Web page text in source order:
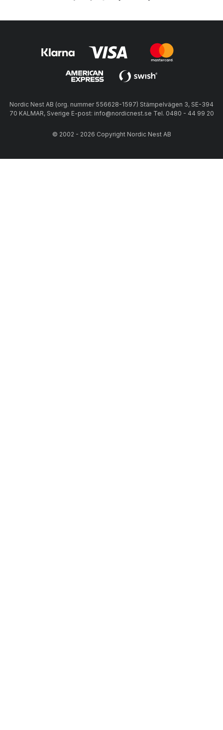
Nordic Nest AB (org. nummer 556628-1597) Stämpelvägen 3, SE-394
70 KALMAR, Sverige E-post: info@nordicnest.se Tel. 0480 - 44 99 20
© 2002 - 2026 Copyright Nordic Nest AB